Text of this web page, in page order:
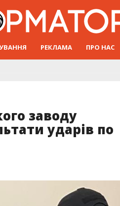
РЕКЛАМА ПРО НАС
заводу
ударів по